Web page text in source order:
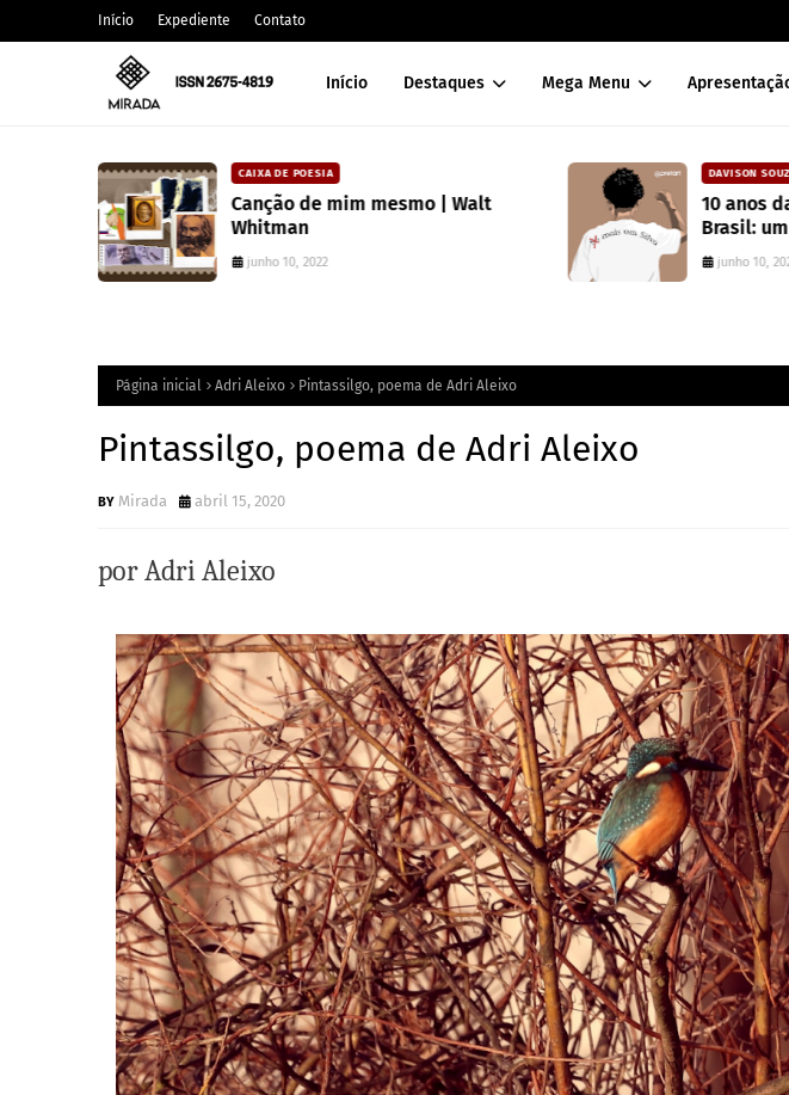
Início Expediente Contato
Início Destaques Mega Menu
CAIXA DE POESIA
Canção de mim mesmo | Walt
Whitman
junho 10, 2022
DAVISON
10 anos
Brasil:
junho 10,
Página inicial Adri Aleixo Pintassilgo, poema de Adri Aleixo
Pintassilgo, poema de Adri Aleixo
Mirada abril 15, 2020
por Adri Aleixo